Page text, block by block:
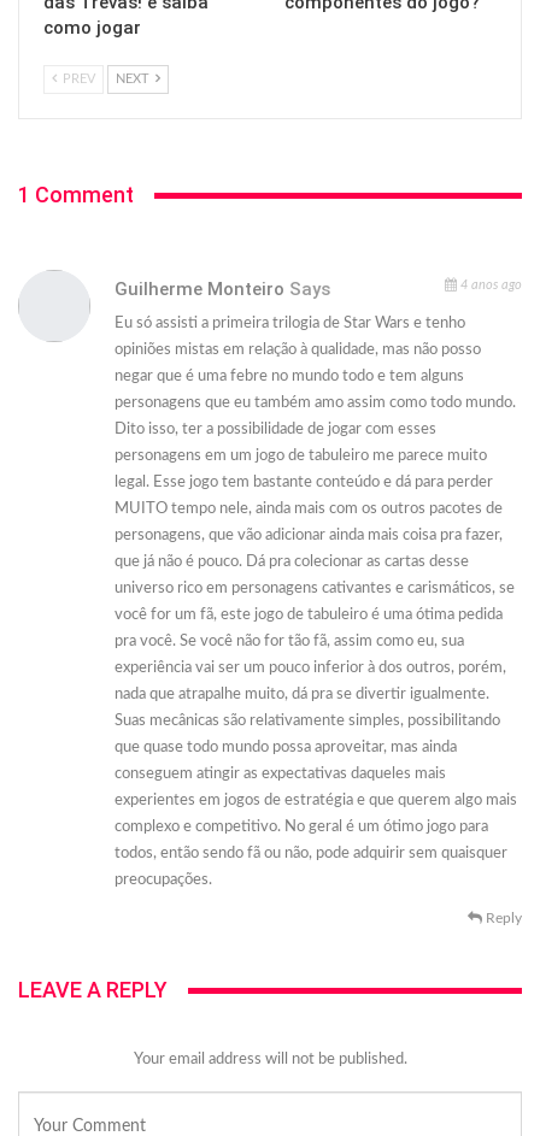
como jogar
PREV NEXT
1 Comment
Guilherme Monteiro Says 4 anos ago
Eu só assisti a primeira trilogia de Star Wars e tenho
opiniões mistas em relação à qualidade, mas não posso
negar que é uma febre no mundo todo e tem alguns
personagens que eu também amo assim como todo mundo.
Dito isso, ter a possibilidade de jogar com esses
personagens em um jogo de tabuleiro me parece muito
legal. Esse jogo tem bastante conteúdo e dá para perder
MUITO tempo nele, ainda mais com os outros pacotes de
personagens, que vão adicionar ainda mais coisa pra fazer,
que já não é pouco. Dá pra colecionar as cartas desse
universo rico em personagens cativantes e carismáticos, se
você for um fã, este jogo de tabuleiro é uma ótima pedida
pra você. Se você não for tão fã, assim como eu, sua
experiência vai ser um pouco inferior à dos outros, porém,
nada que atrapalhe muito, dá pra se divertir igualmente.
Suas mecânicas são relativamente simples, possibilitando
que quase todo mundo possa aproveitar, mas ainda
conseguem atingir as expectativas daqueles mais
experientes em jogos de estratégia e que querem algo mais
complexo e competitivo. No geral é um ótimo jogo para
todos, então sendo fã ou não, pode adquirir sem quaisquer
preocupações.
Reply
LEAVE A REPLY
Your email address will not be published.